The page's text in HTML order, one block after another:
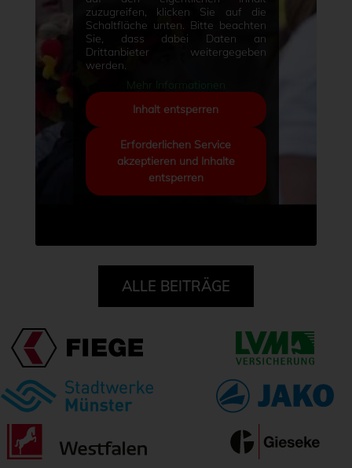
zuzugreifen, klicken Sie auf die
Schaltfläche unten. Bitte beachten
Sie, dass dabei Daten an
Drittanbieter weitergegeben
werden.
Mehr Informationen
Inhalt entsperren
Erforderlichen Service
akzeptieren und Inhalte
entsperren
ALLE BEITRÄGE